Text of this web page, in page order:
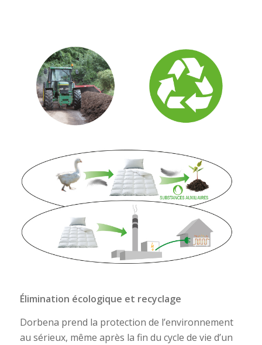
Élimination écologique et recyclage
Dorbena prend la protection de l’environnement
au sérieux, même après la fin du cycle de vie d’un